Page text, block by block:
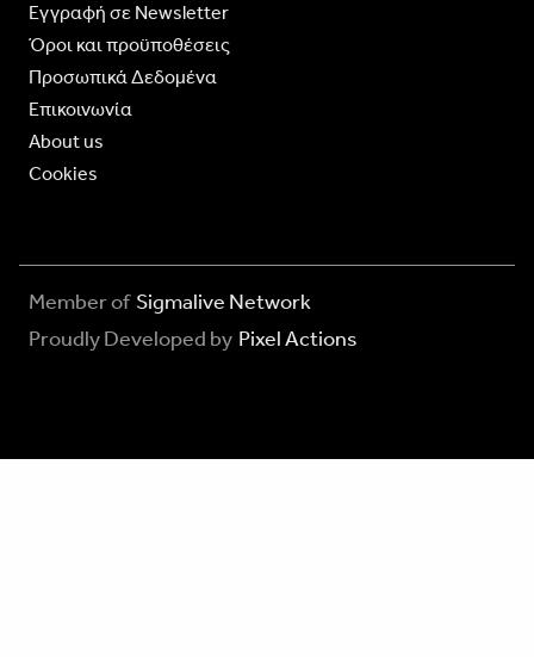
Eγγραφή σε Newsletter
Όροι και προϋποθέσεις
Προσωπικά Δεδομένα
Επικοινωνία
About us
Cookies
Member of Sigmalive Network
Proudly Developed by Pixel Actions